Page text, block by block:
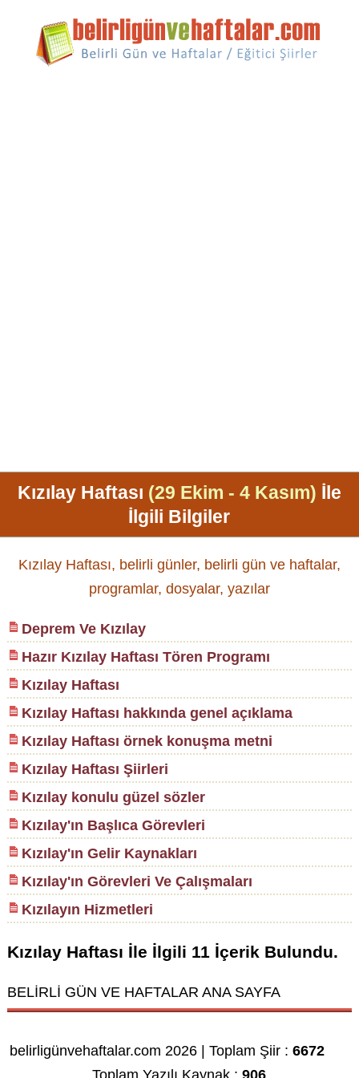
Kızılay Haftası (29 Ekim - 4 Kasım) İle
İlgili Bilgiler
Kızılay Haftası, belirli günler, belirli gün ve haftalar,
programlar, dosyalar, yazılar
Deprem Ve Kızılay
Hazır Kızılay Haftası Tören Programı
Kızılay Haftası
Kızılay Haftası hakkında genel açıklama
Kızılay Haftası örnek konuşma metni
Kızılay Haftası Şiirleri
Kızılay konulu güzel sözler
Kızılay'ın Başlıca Görevleri
Kızılay'ın Gelir Kaynakları
Kızılay'ın Görevleri Ve Çalışmaları
Kızılayın Hizmetleri
Kızılay Haftası İle İlgili 11İçerik Bulundu.
BELİRLİ GÜN VE HAFTALAR ANA SAYFA
belirligünvehaftalar.com 2026 | Toplam Şiir :6672
Toplam Yazılı Kaynak :906